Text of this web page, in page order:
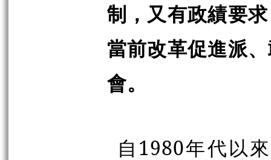
制，又有政績要
當前改革促進派
會。
自1980年代以